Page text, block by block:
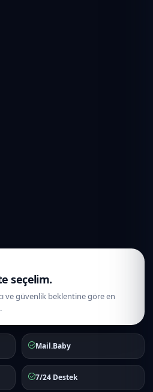
seçelim.
ve güvenlik beklentine göre en
Mail.Baby
7/24 Destek